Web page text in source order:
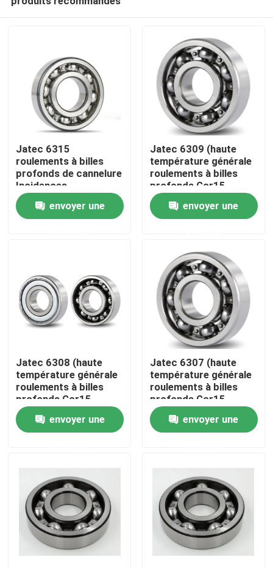
Domicile
Vidéos
À propos de nous
Visite de l'usine
Contrôle de qualité
Des nouvelles
Cas
Jatec 6315
roulements à billes
profonds de cannelure
Incidences
industrielles Gcr15
Chine de réducteur
envoyer une
Jatec 6309 (haute
température générale
roulements à billes
profonds Gcr15
45×100×25 de
cannelure de moteur)
envoyer une
Jatec 6308 (haute
température générale
roulements à billes
profonds Gcr15
40×90×23 de
cannelure de moteur)
envoyer une
Jatec 6307 (haute
température générale
roulements à billes
profonds Gcr15
35×80×21 de
cannelure de moteur)
envoyer une